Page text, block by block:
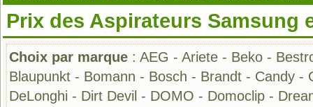
Prix des Aspirateurs Samsung
Choix par marque : AEG - Ariete - Beko -
Blaupunkt - Bomann - Bosch - Brandt - Candy -
DeLonghi - Dirt Devil - DOMO - Domoclip -